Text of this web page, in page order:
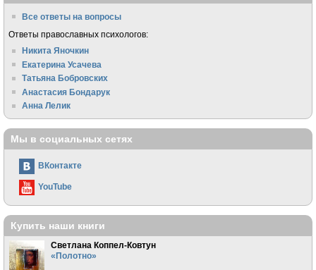
Все ответы на вопросы
Ответы православных психологов:
Никита Яночкин
Екатерина Усачева
Татьяна Бобровских
Анастасия Бондарук
Анна Лелик
Мы в социальных сетях
ВКонтакте
YouTube
Купить наши книги
Светлана Коппел-Ковтун
«Полотно»